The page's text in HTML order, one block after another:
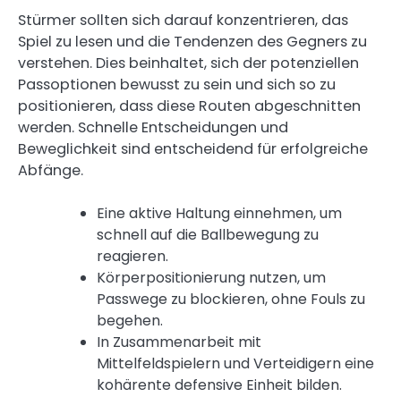
Stürmer sollten sich darauf konzentrieren, das
Spiel zu lesen und die Tendenzen des Gegners zu
verstehen. Dies beinhaltet, sich der potenziellen
Passoptionen bewusst zu sein und sich so zu
positionieren, dass diese Routen abgeschnitten
werden. Schnelle Entscheidungen und
Beweglichkeit sind entscheidend für erfolgreiche
Abfänge.
Eine aktive Haltung einnehmen, um
schnell auf die Ballbewegung zu
reagieren.
Körperpositionierung nutzen, um
Passwege zu blockieren, ohne Fouls zu
begehen.
In Zusammenarbeit mit
Mittelfeldspielern und Verteidigern eine
kohärente defensive Einheit bilden.